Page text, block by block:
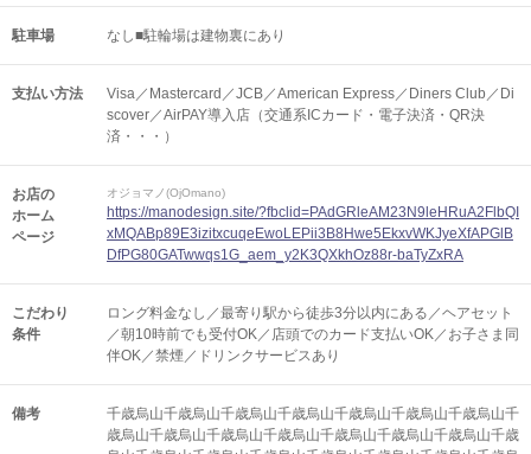
駐車場 なし■駐輪場は建物裏にあり
支払い方法
Visa／Mastercard／JCB／American Express／Diners Club／Di
scover／AirPAY導入店（交通系ICカード・電子決済・QR決
済・・・）
お店の
ホーム
ページ
オジョマノ(OjOmano)
https://manodesign.site/?fbclid=PAdGRleAM23N9leHRuA2FlbQI
xMQABp89E3izitxcuqeEwoLEPii3B8Hwe5EkxvWKJyeXfAPGlB
DfPG80GATwwqs1G_aem_y2K3QXkhOz88r-baTyZxRA
こだわり
条件
ロング料金なし／最寄り駅から徒歩3分以内にある／ヘアセット
／朝10時前でも受付OK／店頭でのカード支払いOK／お子さま同
伴OK／禁煙／ドリンクサービスあり
備考
千歳烏山千歳烏山千歳烏山千歳烏山千歳烏山千歳烏山千歳烏山千
歳烏山千歳烏山千歳烏山千歳烏山千歳烏山千歳烏山千歳烏山千歳